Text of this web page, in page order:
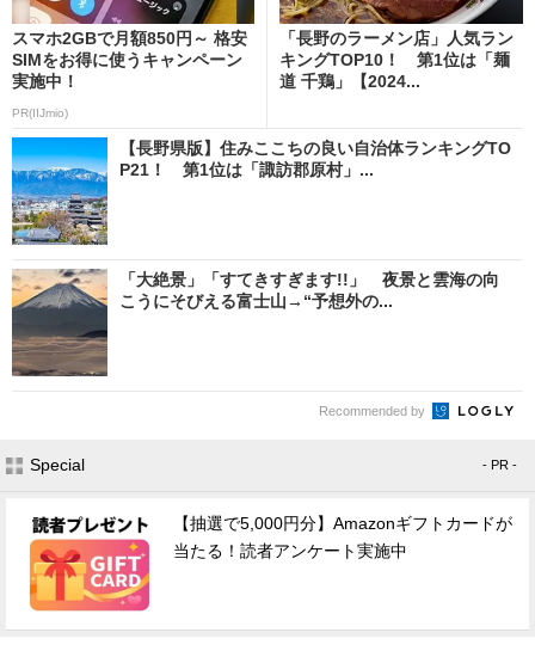
スマホ2GBで月額850円～ 格安
SIMをお得に使うキャンペーン
実施中！
PR(IIJmio)
「長野のラーメン店」人気ラン
キングTOP10！ 第1位は「麺
道 千鶏」【2024...
【長野県版】住みここちの良い自治体ランキングTO
P21！ 第1位は「諏訪郡原村」...
「大絶景」「すてきすぎます!!」 夜景と雲海の向
こうにそびえる富士山→“予想外の...
Recommended by
Special - PR -
【抽選で5,000円分】Amazonギフトカードが
当たる！読者アンケート実施中